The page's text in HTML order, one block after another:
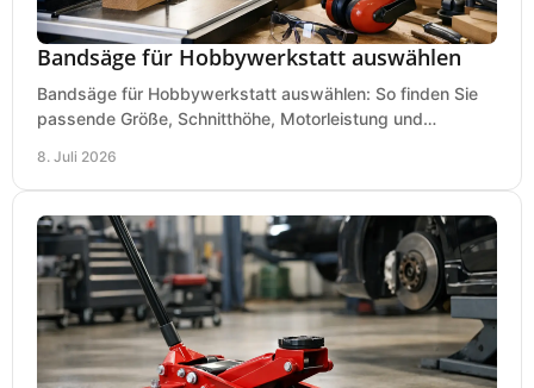
Bandsäge für Hobbywerkstatt auswählen
Bandsäge für Hobbywerkstatt auswählen: So finden Sie
passende Größe, Schnitthöhe, Motorleistung und
8. Juli 2026